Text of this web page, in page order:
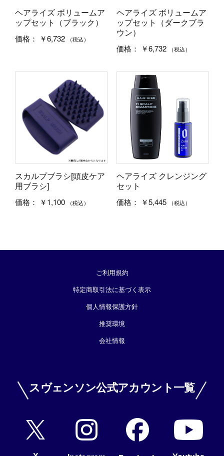
ヘアライズ ボリュームア
ップセット（ブラック）
価格：
￥6,732 （税込）
ヘアライズ ボリュームア
ップセット（ダークブラ
ウン）
価格：
￥6,732 （税込）
スカルプブラシ[頭皮ケア
用ブラシ]
価格：
￥1,100 （税込）
ヘアライズ クレンジング
セット
価格：
￥5,445 （税込）
ご利用規約
特定商取引法に基づく表示
個人情報保護方針
推奨環境
会社情報
スヴェンソン公式アカウント一覧